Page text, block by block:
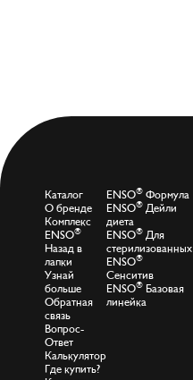
Каталог
О бренде
Комплекс
ENSO®
Назад в
лапки
Узнай
больше
Обратная
связь
Вопрос-
Ответ
Калькулятор
Где купить?
ENSO® Формула
ENSO® Дейли
диета
ENSO® Для
стерилизованных
ENSO®
Сенситив
ENSO® Базовая
линейка